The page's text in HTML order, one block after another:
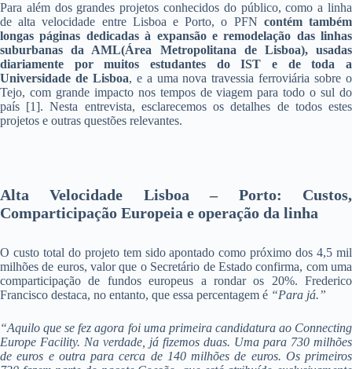
Para além dos grandes projetos conhecidos do público, como a linha
de alta velocidade entre Lisboa e Porto, o PFN contém também
longas páginas dedicadas à expansão e remodelação das linhas
suburbanas da AML(Área Metropolitana de Lisboa), usadas
diariamente por muitos estudantes do IST e de toda a
Universidade de Lisboa, e a uma nova travessia ferroviária sobre o
Tejo, com grande impacto nos tempos de viagem para todo o sul do
país [1]. Nesta entrevista, esclarecemos os detalhes de todos estes
projetos e outras questões relevantes.
Alta Velocidade Lisboa – Porto: Custos,
Comparticipação Europeia e operação da linha
O custo total do projeto tem sido apontado como próximo dos 4,5 mil
milhões de euros, valor que o Secretário de Estado confirma, com uma
comparticipação de fundos europeus a rondar os 20%. Frederico
Francisco destaca, no entanto, que essa percentagem é “Para já.”
“Aquilo que se fez agora foi uma primeira candidatura ao Connecting
Europe Facility. Na verdade, já fizemos duas. Uma para 730 milhões
de euros e outra para cerca de 140 milhões de euros. Os primeiros